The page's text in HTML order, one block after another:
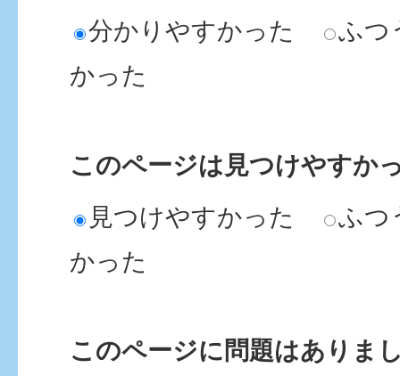
分かりやすかった
ふつ
かった
このページは見つけやすか
見つけやすかった
ふつ
かった
このページに問題はありま